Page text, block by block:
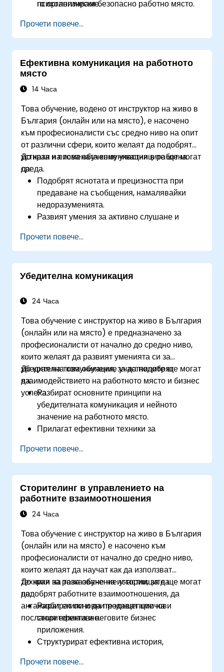
психологически безопасно работно място.
го организираме.
Прочети повече...
Ефективна комуникация на работното
място
14 Часа
Това обучение, водено от инструктор на живо в
България (онлайн или на място), е насочено
към професионалисти със средно ниво на опит
от различни сфери, които желаят да подобрят
устната и писмената комуникация в работна
среда.
До края на това обучение участниците ще могат
да:
Подобрят яснотата и прецизността при
предаване на съобщения, намалявайки
недоразуменията.
Развият умения за активно слушане и
екипа.
Структурират идеите ефективно в срещи,
имейли и презентации.
Насърчат асертивността и способността да
градивно.
конфликт, преговори и работа в екип.
Прочети повече...
Убедителна комуникация
24 Часа
Това обучение с инструктор на живо в България
(онлайн или на място) е предназначено за
професионалисти от начално до средно ниво,
които желаят да развият уменията си за
убедителна комуникация, за да подобрят
взаимодействието на работното място и бизнес
успеха.
До края на това обучение участниците ще могат
да:
Разбират основните принципи на
убедителната комуникация и нейното
значение на работното място.
Прилагат ефективни техники за
решения.
Използват невербалната комуникация, за
да подсилят посланието си.
Анализират казуси и сценарии от реалния
свят, за да подобрят убедителните си
способности.
Прочети повече...
Сторителинг в управлението на
работните взаимоотношения
24 Часа
Това обучение с инструктор на живо в България
(онлайн или на място) е насочено към
професионалисти от начално до средно ниво,
които желаят да научат как да използват
техники за разказване на истории, за да
подобрят работните взаимоотношения, да
ангажират екипи и да предават ключови
послания ефективно.
До края на това обучение участниците ще могат
да:
Разбират основните концепции на
сторителинга и неговите бизнес
приложения.
Структурират ефективна история,
Прилагат техники за разказване на истории
Прочети повече...